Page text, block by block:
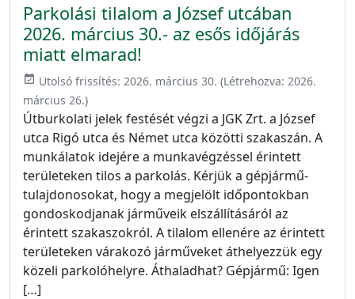
Parkolási tilalom a József utcában
2026. március 30.- az esős időjárás
miatt elmarad!
event_available Utolsó frissítés: 2026. március 30. (Létrehozva: 2026.
március 26.)
Útburkolati jelek festését végzi a JGK Zrt. a József
utca Rigó utca és Német utca közötti szakaszán. A
munkálatok idejére a munkavégzéssel érintett
területeken tilos a parkolás. Kérjük a gépjármű-
tulajdonosokat, hogy a megjelölt időpontokban
gondoskodjanak járműveik elszállításáról az
érintett szakaszokról. A tilalom ellenére az érintett
területeken várakozó járműveket áthelyezzük egy
közeli parkolóhelyre. Áthaladhat? Gépjármű: Igen
[…]